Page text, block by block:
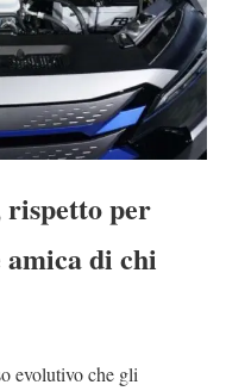
rispetto per
amica di chi
evolutivo che gli